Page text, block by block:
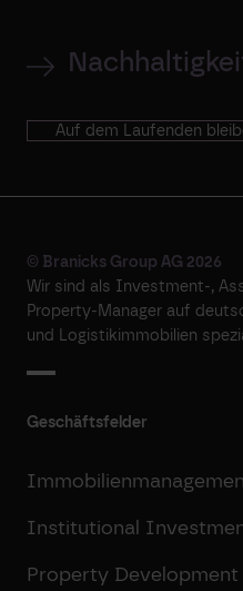
Auf dem Laufenden
© Branicks Group AG 2026
Wir sind als ­Investment-,
­Property-Manager auf
und Logistikimmobilien
Geschäftsfelder
Institutional
Property Development